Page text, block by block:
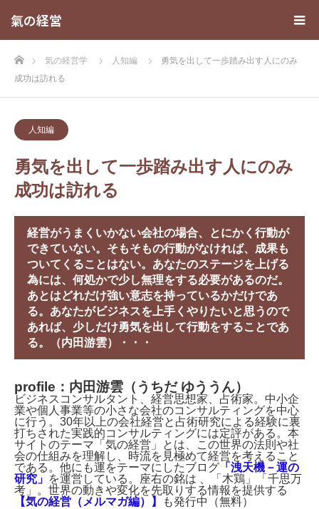
氣の経営
ホーム気の経営学 人知編
勇気を出して一歩踏み出す人にのみ
成功は訪れる
人知編
勇気を出して一歩踏み出す人にのみ
成功は訪れる
経営がうまくいかない会社の場合、とにかく行動が
できていない。そもそもの行動がなければ、成果も
ついてくることはない。あなたのステージを上げる
為には、何処かで少し無理をする必要があるのだ。
あとはどれだけ強い意志を持っているかだけであ
る。あなたがビジネスを上手くやりたいと思うので
あれば、少しだけ勇気を出して行動をすることであ
る。（内田游雲）・・・
profile：内田游雲（うちだ ゆううん）
ビジネスコンサルタント、経営思想家、占術家。中小企
業や個人事業等の小さな会社のコンサルティングを中心
に行う。30年以上の会社経営と占術研究による経験に裏
打ちされた実践的コンサルティングには定評がある。本
サイトのテーマ「気の経営」とは、この世界の法則や社
会の仕組みを理解し、時流を見極めて経営を考えること
である。他にも運をテーマにしたブログ 「洩天機－運の
研究」 を運営している。座右の銘は 、「木鶏」「千思万
考」。世界の動きや変化を先取りする情報を提供する
【気の経営（メルマガ編）】
も発行中（無料）